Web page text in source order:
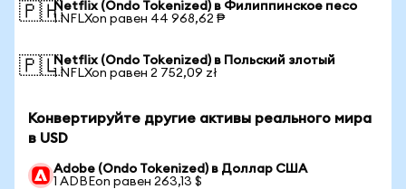
🇵🇭Netflix (Ondo Tokenized) в Филиппинское песо
1 NFLXon равен 44 968,62 ₱
🇵🇱Netflix (Ondo Tokenized) в Польский злотый
1 NFLXon равен 2 752,09 zł
Конвертируйте другие активы реального мира
в USD
Adobe (Ondo Tokenized) в Доллар США
1 ADBEon равен 263,13 $